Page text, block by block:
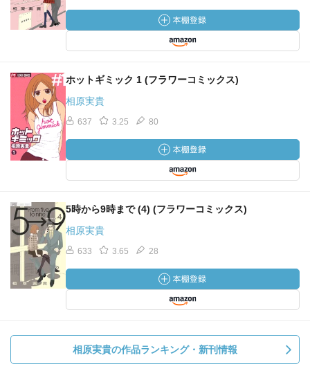
ホットギミック 1 (フラワーコミックス)
相原実貴
637 3.25 80
5時から9時まで (4) (フラワーコミックス)
相原実貴
633 3.65 28
相原実貴の作品ランキング・新刊情報